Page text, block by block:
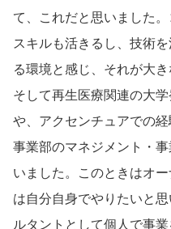
て、これだと思いました
スキルも活きるし、技術
る環境と感じ、それが大
そして再生医療関連の大
や、アクセンチュアでの
事業部のマネジメント・
いました。このときはオ
は自分自身でやりたいと
ルタントとして個人で事